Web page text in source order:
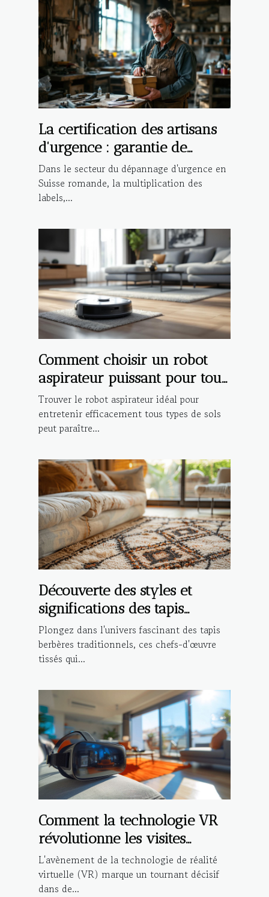
La certification des artisans
d'urgence : garantie de
qualité ou marketing ?
Dans le secteur du dépannage d'urgence en
Suisse romande, la multiplication des
labels,...
Comment choisir un robot
aspirateur puissant pour tout
type de sol ?
Trouver le robot aspirateur idéal pour
entretenir efficacement tous types de sols
peut paraître...
Découverte des styles et
significations des tapis
berbères traditionnels
Plongez dans l'univers fascinant des tapis
berbères traditionnels, ces chefs-d'œuvre
tissés qui...
Comment la technologie VR
révolutionne les visites
immobilières
L'avènement de la technologie de réalité
virtuelle (VR) marque un tournant décisif
dans de...